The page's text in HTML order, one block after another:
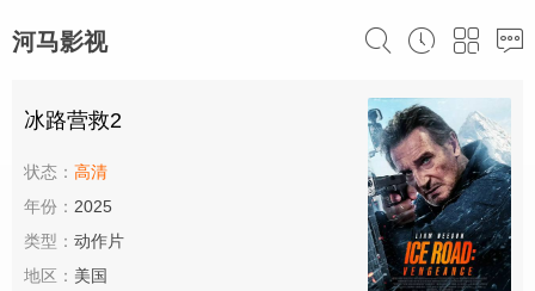
河马影视
冰路营救2
状态： 高清
年份： 2025
类型： 动作片
地区： 美国